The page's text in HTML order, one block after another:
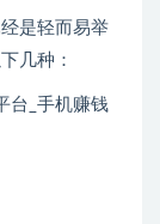
是轻而易举
几种：